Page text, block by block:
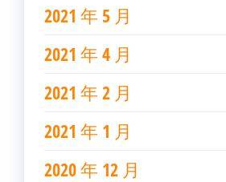
2021 年 5 月
2021 年 4 月
2021 年 2 月
2021 年 1 月
2020 年 12 月